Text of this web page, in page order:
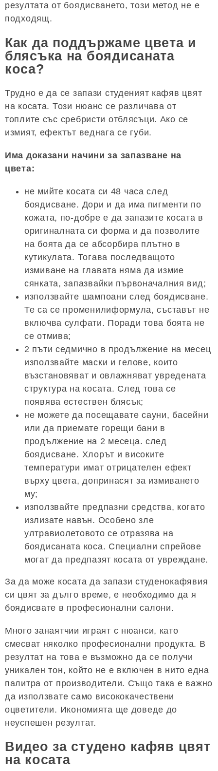
резултата от боядисването, този метод не е
подходящ.
Как да поддържаме цвета и
блясъка на боядисаната
коса?
Трудно е да се запази студеният кафяв цвят
на косата. Този нюанс се различава от
топлите със сребристи отблясъци. Ако се
измият, ефектът веднага се губи.
Има доказани начини за запазване на
цвета:
не мийте косата си 48 часа след
боядисване. Дори и да има пигменти по
кожата, по-добре е да запазите косата в
оригиналната си форма и да позволите
на боята да се абсорбира плътно в
кутикулата. Тогава последващото
измиване на главата няма да измие
сянката, запазвайки първоначалния вид;
използвайте шампоани след боядисване.
Те са се променилиформула, съставът не
включва сулфати. Поради това боята не
се отмива;
2 пъти седмично в продължение на месец
използвайте маски и гелове, които
възстановяват и овлажняват увредената
структура на косата. След това се
появява естествен блясък;
не можете да посещавате сауни, басейни
или да приемате горещи бани в
продължение на 2 месеца. след
боядисване. Хлорът и високите
температури имат отрицателен ефект
върху цвета, допринасят за измиването
му;
използвайте предпазни средства, когато
излизате навън. Особено зле
ултравиолетовото се отразява на
боядисаната коса. Специални спрейове
могат да предпазят косата от увреждане.
За да може косата да запази студенокафявия
си цвят за дълго време, е необходимо да я
боядисвате в професионални салони.
Много занаятчии играят с нюанси, като
смесват няколко професионални продукта. В
резултат на това е възможно да се получи
уникален тон, който не е включен в нито една
палитра от производители. Също така е важно
да използвате само висококачествени
оцветители. Икономията ще доведе до
неуспешен резултат.
Видео за студено кафяв цвят
на косата